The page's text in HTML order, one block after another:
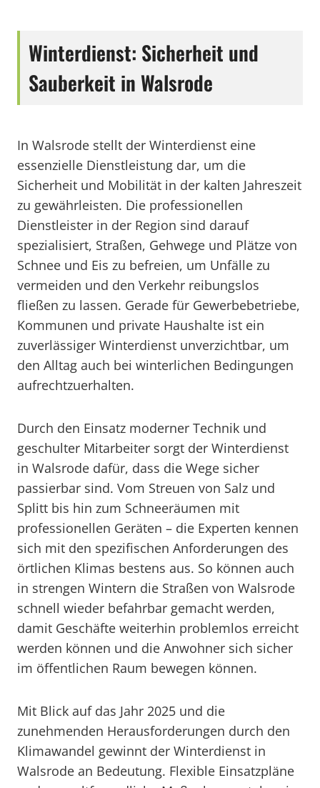
Winterdienst: Sicherheit und
Sauberkeit in Walsrode
In Walsrode stellt der Winterdienst eine
essenzielle Dienstleistung dar, um die
Sicherheit und Mobilität in der kalten Jahreszeit
zu gewährleisten. Die professionellen
Dienstleister in der Region sind darauf
spezialisiert, Straßen, Gehwege und Plätze von
Schnee und Eis zu befreien, um Unfälle zu
vermeiden und den Verkehr reibungslos
fließen zu lassen. Gerade für Gewerbebetriebe,
Kommunen und private Haushalte ist ein
zuverlässiger Winterdienst unverzichtbar, um
den Alltag auch bei winterlichen Bedingungen
aufrechtzuerhalten.
Durch den Einsatz moderner Technik und
geschulter Mitarbeiter sorgt der Winterdienst
in Walsrode dafür, dass die Wege sicher
passierbar sind. Vom Streuen von Salz und
Splitt bis hin zum Schneeräumen mit
professionellen Geräten – die Experten kennen
sich mit den spezifischen Anforderungen des
örtlichen Klimas bestens aus. So können auch
in strengen Wintern die Straßen von Walsrode
schnell wieder befahrbar gemacht werden,
damit Geschäfte weiterhin problemlos erreicht
werden können und die Anwohner sich sicher
im öffentlichen Raum bewegen können.
Mit Blick auf das Jahr 2025 und die
zunehmenden Herausforderungen durch den
Klimawandel gewinnt der Winterdienst in
Walsrode an Bedeutung. Flexible Einsatzpläne